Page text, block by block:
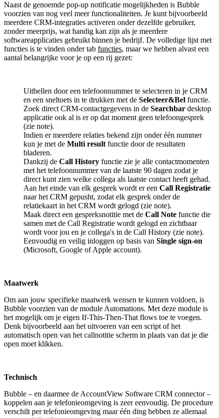
Naast de genoemde pop-up notificatie mogelijkheden is Bubble
voorzien van nog veel meer functionaliteiten. Je kunt bijvoorbeeld
meerdere CRM-integraties activeren onder dezelfde gebruiker,
zonder meerprijs, wat handig kan zijn als je meerdere
softwareapplicaties gebruikt binnen je bedrijf. De volledige lijst met
functies is te vinden onder tab functies, maar we hebben alvast een
aantal belangrijke voor je op een rij gezet:
Uitbellen door een telefoonnummer te selecteren in je CRM
en een sneltoets in te drukken met de Selecteer&Bel functie.
Zoek direct CRM-contactgegevens in de Searchbar desktop
applicatie ook al is er op dat moment geen telefoongesprek
(zie note).
Indien er meerdere relaties bekend zijn onder één nummer
kun je met de Multi result functie door de resultaten
bladeren.
Dankzij de Call History functie zie je alle contactmomenten
met het telefoonnummer van de laatste 90 dagen zodat je
direct kunt zien welke collega als laatste contact heeft gehad.
Aan het einde van elk gesprek wordt er een Call Registratie
naar het CRM gepusht, zodat elk gesprek onder de
relatiekaart in het CRM wordt gelogd (zie note).
Maak direct een gespreksnotitie met de Call Note functie die
samen met de Call Registratie wordt gelogd en zichtbaar
wordt voor jou en je collega's in de Call History (zie note).
Eenvoudig en veilig inloggen op basis van Single sign-on
(Microsoft, Google of Apple account).
Maatwerk
Om aan jouw specifieke maatwerk wensen te kunnen voldoen, is
Bubble voorzien van de module Automations. Met deze module is
het mogelijk om je eigen If-This-Then-That flows toe te voegen.
Denk bijvoorbeeld aan het uitvoeren van een script of het
automatisch open van het callnotitie scherm in plaats van dat je die
open moet klikken.
Technisch
Bubble – en daarmee de AccountView Software CRM connector –
koppelen aan je telefonieomgeving is zeer eenvoudig. De procedure
verschilt per telefonieomgeving maar één ding hebben ze allemaal